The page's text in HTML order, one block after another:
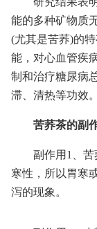
能的多种矿物质
(尤其是苦荞)的
能，对心血管疾
制和治疗糖尿病
滞、清热等功效。
苦荞茶的副
副作用1、
寒性，所以胃寒
泻的现象。